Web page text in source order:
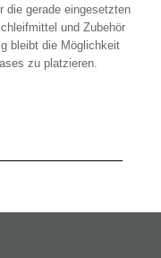
die gerade eingesetzten
und Zubehör
bleibt die Möglichkeit
zu platzieren.